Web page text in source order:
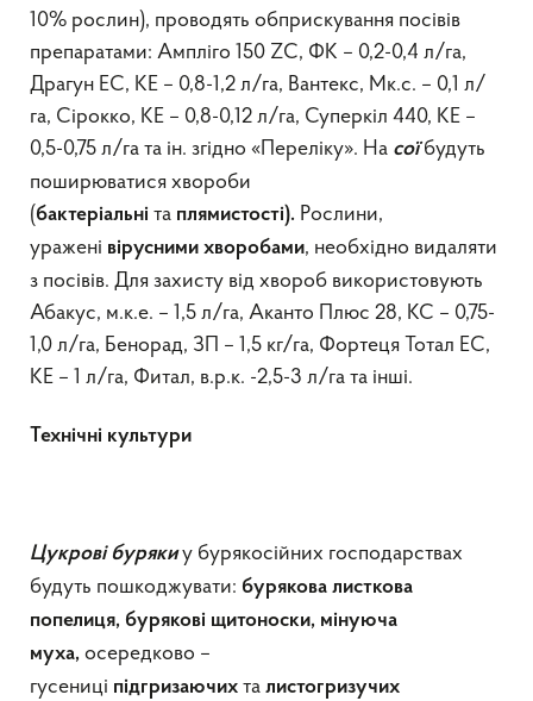
10% рослин), проводять обприскування посівів
препаратами: Ампліго 150 ZC, ФК – 0,2-0,4 л/га,
Драгун ЕС, КЕ – 0,8-1,2 л/га, Вантекс, Мк.с. – 0,1 л/
га, Сірокко, КЕ – 0,8-0,12 л/га, Суперкіл 440, КЕ –
0,5-0,75 л/га та ін. згідно «Переліку». На соїбудуть
поширюватися хвороби
(бактеріальні та плямистості). Рослини,
уражені вірусними хворобами, необхідно видаляти
з посівів. Для захисту від хвороб використовують
Абакус, м.к.е. – 1,5 л/га, Аканто Плюс 28, КС – 0,75-
1,0 л/га, Бенорад, ЗП – 1,5 кг/га, Фортеця Тотал ЕС,
КЕ – 1 л/га, Фитал, в.р.к. -2,5-3 л/га та інші.
Технічні культури
Цукрові бурякиу бурякосійних господарствах
будуть пошкоджувати: бурякова листкова
попелиця, бурякові щитоноски, мінуюча
муха, осередково –
гусениці підгризаючих та листогризучих